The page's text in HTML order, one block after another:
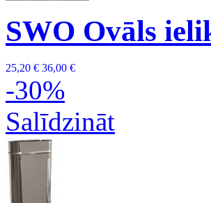
SWO Ovāls
25,20 € 36,00 €
-30%
Salīdzināt